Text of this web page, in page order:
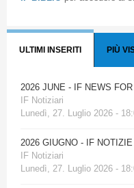
ULTIMI INSERITI PIÙ
2026 JUNE - IF NEWS
IF Notiziari
Lunedì, 27. Luglio 2026 -
2026 GIUGNO - IF
IF Notiziari
Lunedì, 27. Luglio 2026 -